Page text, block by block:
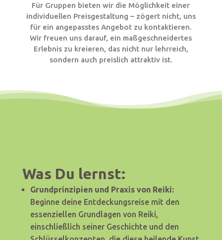
Für Gruppen bieten wir die Möglichkeit einer
individuellen Preisgestaltung – zögert nicht, uns
für ein angepasstes Angebot zu kontaktieren.
Wir freuen uns darauf, ein maßgeschneidertes
Erlebnis zu kreieren, das nicht nur lehrreich,
sondern auch preislich attraktiv ist.
Was Du lernst:
Grundprinzipien und Praxis von Reiki:
Beginne deine Entdeckungsreise mit den
essenziellen Grundlagen von Reiki,
einschließlich seiner Geschichte und den